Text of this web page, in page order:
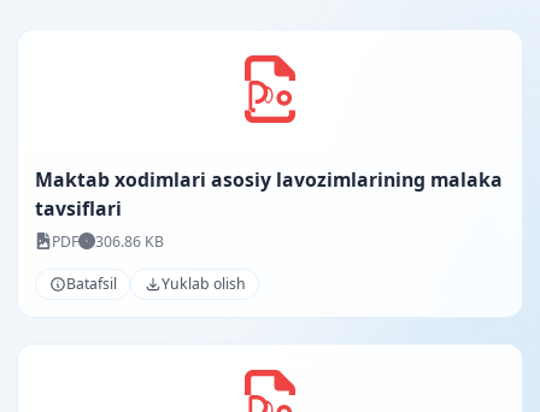
Maktab xodimlari asosiy lavozimlarining malaka
tavsiflari
PDF 306.86 KB
Batafsil Yuklab olish